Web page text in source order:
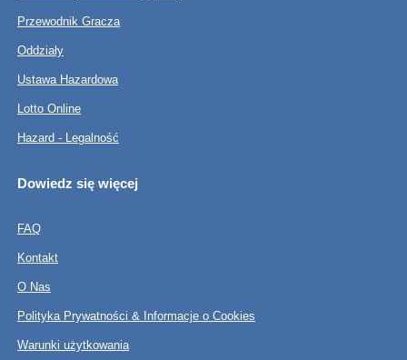
Przewodnik Gracza
Oddziały
Ustawa Hazardowa
Lotto Online
Hazard - Legalność
Dowiedz się więcej
FAQ
Kontakt
O Nas
Polityka Prywatności & Informacje o Cookies
Warunki użytkowania